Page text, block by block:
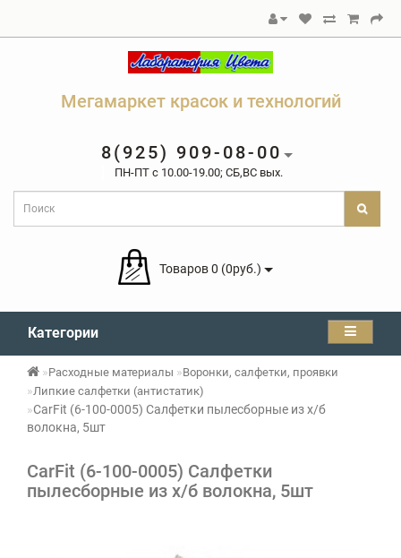
Мегамаркет красок и технологий
8(925) 909-08-00
ПН-ПТ c 10.00-19.00; СБ,ВС вых.
Товаров 0 (0руб.)
Категории
Расходные материалы
Воронки, салфетки, проявки
Липкие салфетки (антистатик)
CarFit (6-100-0005) Салфетки пылесборные из х/б
волокна, 5шт
CarFit (6-100-0005) Салфетки
пылесборные из х/б волокна, 5шт